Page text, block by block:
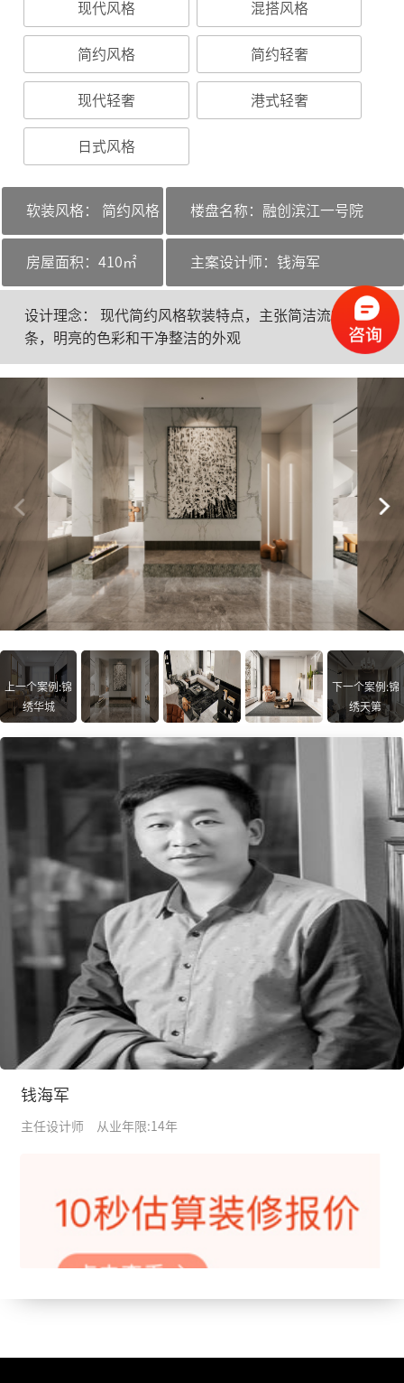
现代风格 混搭风格
简约风格 简约轻奢
现代轻奢 港式轻奢
日式风格
软装风格： 简约风格 楼盘名称： 融创滨江一号院
房屋面积：410㎡ 主案设计师： 钱海军
设计理念： 现代简约风格软装特点，主张简洁流畅的线
条，明亮的色彩和干净整洁的外观
上一个案例:锦
绣华城
下一个案例:锦
绣天第
钱海军
主任设计师 从业年限:14年